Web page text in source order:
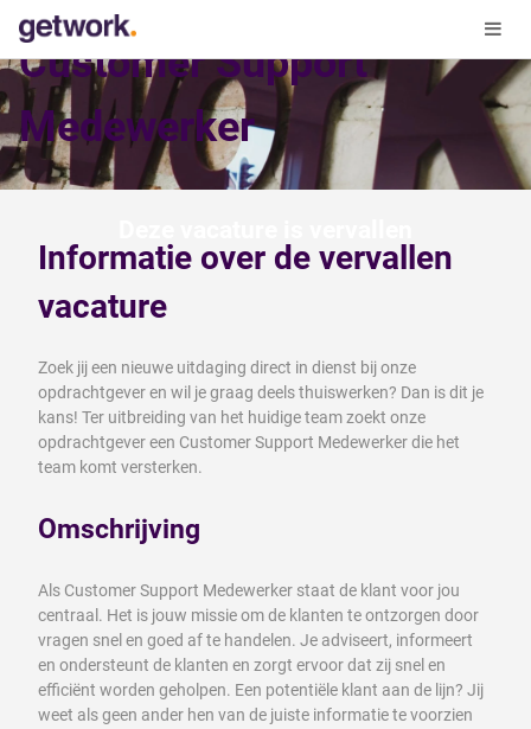
Customer Support
Medewerker
Informatie over de vervallen
vacature
Zoek jij een nieuwe uitdaging direct in dienst bij onze
opdrachtgever en wil je graag deels thuiswerken? Dan is dit je
kans! Ter uitbreiding van het huidige team zoekt onze
opdrachtgever een Customer Support Medewerker die het
team komt versterken.
Omschrijving
Als Customer Support Medewerker staat de klant voor jou
centraal. Het is jouw missie om de klanten te ontzorgen door
vragen snel en goed af te handelen. Je adviseert, informeert
en ondersteunt de klanten en zorgt ervoor dat zij snel en
efficiënt worden geholpen. Een potentiële klant aan de lijn? Jij
weet als geen ander hen van de juiste informatie te voorzien